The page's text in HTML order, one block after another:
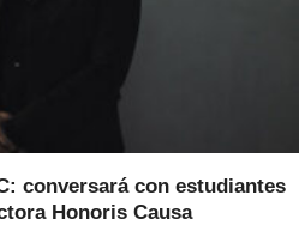
conversará con estudiantes
Honoris Causa